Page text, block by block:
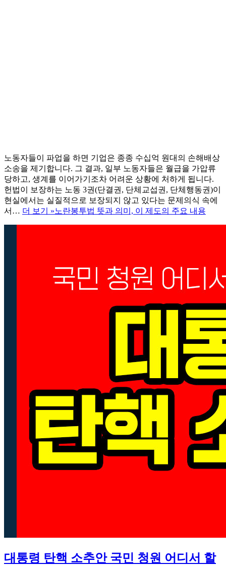
노동자들이 파업을 하면 기업은 종종 수십억 원대의 손해배상
소송을 제기합니다. 그 결과, 일부 노동자들은 월급을 가압류
당하고, 생계를 이어가기조차 어려운 상황에 처하게 됩니다.
헌법이 보장하는 노동 3권(단결권, 단체교섭권, 단체행동권)이
현실에서는 실질적으로 보장되지 않고 있다는 문제의식 속에
서… 더 보기 »노란봉투법 뜻과 의미, 이 제도의 주요 내용
대통령 탄핵 소추안 국민 청원 어디서 할